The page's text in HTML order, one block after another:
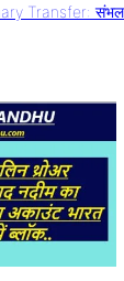
Transfer: